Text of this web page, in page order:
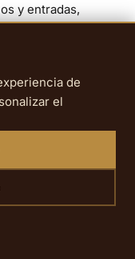
y entradas,
su estancia,
en abril de
de 2026
de
el